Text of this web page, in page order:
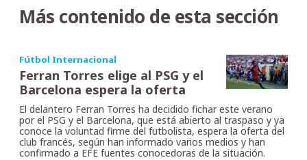
Más contenido de esta sección
Fútbol Internacional
Ferran Torres elige al PSG y el
Barcelona espera la oferta
El delantero Ferran Torres ha decidido fichar este verano
por el PSG y el Barcelona, que está abierto al traspaso y ya
conoce la voluntad firme del futbolista, espera la oferta del
club francés, según han informado varios medios y han
confirmado a EFE fuentes conocedoras de la situación.